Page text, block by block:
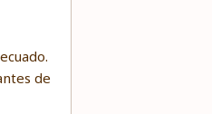
de